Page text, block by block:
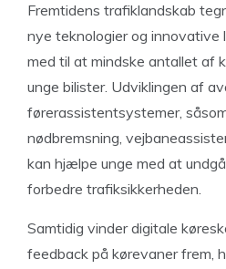
Fremtidens trafiklandskab
nye teknologier og innovative
med til at mindske antallet af
unge bilister. Udviklingen af
førerassistentsystemer,
nødbremsning,
kan hjælpe unge med at
forbedre trafiksikkerheden.
Samtidig vinder digitale
feedback på kørevaner frem,